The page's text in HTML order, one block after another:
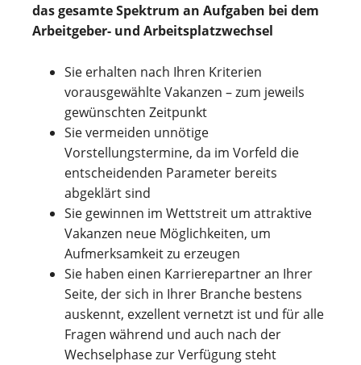
das gesamte Spektrum an Aufgaben bei dem
Arbeitgeber- und Arbeitsplatzwechsel
Sie erhalten nach Ihren Kriterien
vorausgewählte Vakanzen – zum jeweils
gewünschten Zeitpunkt
Sie vermeiden unnötige
Vorstellungstermine, da im Vorfeld die
entscheidenden Parameter bereits
abgeklärt sind
Sie gewinnen im Wettstreit um attraktive
Vakanzen neue Möglichkeiten, um
Aufmerksamkeit zu erzeugen
Sie haben einen Karrierepartner an Ihrer
Seite, der sich in Ihrer Branche bestens
auskennt, exzellent vernetzt ist und für alle
Fragen während und auch nach der
Wechselphase zur Verfügung steht